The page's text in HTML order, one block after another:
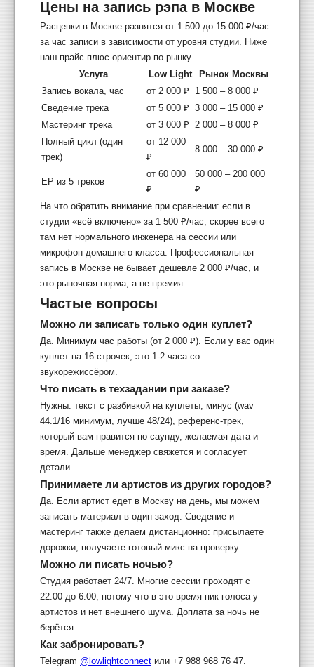
Цены на запись рэпа в Москве
Расценки в Москве разнятся от 1 500 до 15 000 ₽/час
за час записи в зависимости от уровня студии. Ниже
наш прайс плюс ориентир по рынку.
Услуга
Low Light
Рынок Москвы
Запись вокала, час
от 2 000 ₽
1 500 – 8 000 ₽
Сведение трека
от 5 000 ₽ 3 000 – 15 000 ₽
Мастеринг трека
от 3 000 ₽ 2 000 – 8 000 ₽
Полный цикл (один
трек)
от 12 000
₽
8 000 – 30 000 ₽
EP из 5 треков
от 60 000
₽
50 000 – 200 000
₽
На что обратить внимание при сравнении: если в
студии «всё включено» за 1 500 ₽/час, скорее всего
там нет нормального инженера на сессии или
микрофон домашнего класса. Профессиональная
запись в Москве не бывает дешевле 2 000 ₽/час, и
это рыночная норма, а не премия.
Частые вопросы
Можно ли записать только один куплет?
Да. Минимум час работы (от 2 000 ₽). Если у вас один
куплет на 16 строчек, это 1-2 часа со
звукорежиссёром.
Что писать в техзадании при заказе?
Нужны: текст с разбивкой на куплеты, минус (wav
44.1/16 минимум, лучше 48/24), референс-трек,
который вам нравится по саунду, желаемая дата и
время. Дальше менеджер свяжется и согласует
детали.
Принимаете ли артистов из других городов?
Да. Если артист едет в Москву на день, мы можем
записать материал в один заход. Сведение и
мастеринг также делаем дистанционно: присылаете
дорожки, получаете готовый микс на проверку.
Можно ли писать ночью?
Студия работает 24/7. Многие сессии проходят с
22:00 до 6:00, потому что в это время пик голоса у
артистов и нет внешнего шума. Доплата за ночь не
берётся.
Как забронировать?
Telegram @lowlightconnect или +7 988 968 76 47.